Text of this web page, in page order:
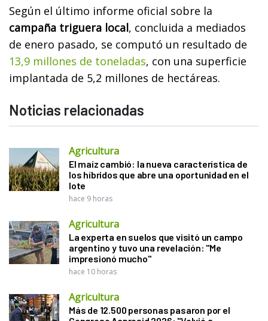
Según el último informe oficial sobre la
campaña triguera local, concluida a mediados
de enero pasado, se computó un resultado de
13,9 millones de toneladas, con una superficie
implantada de 5,2 millones de hectáreas.
Noticias relacionadas
Agricultura
El maíz cambió: la nueva característica de
los híbridos que abre una oportunidad en el
lote
hace 9 horas
Agricultura
La experta en suelos que visitó un campo
argentino y tuvo una revelación: "Me
impresionó mucho"
hace 10 horas
Agricultura
Más de 12.500 personas pasaron por el